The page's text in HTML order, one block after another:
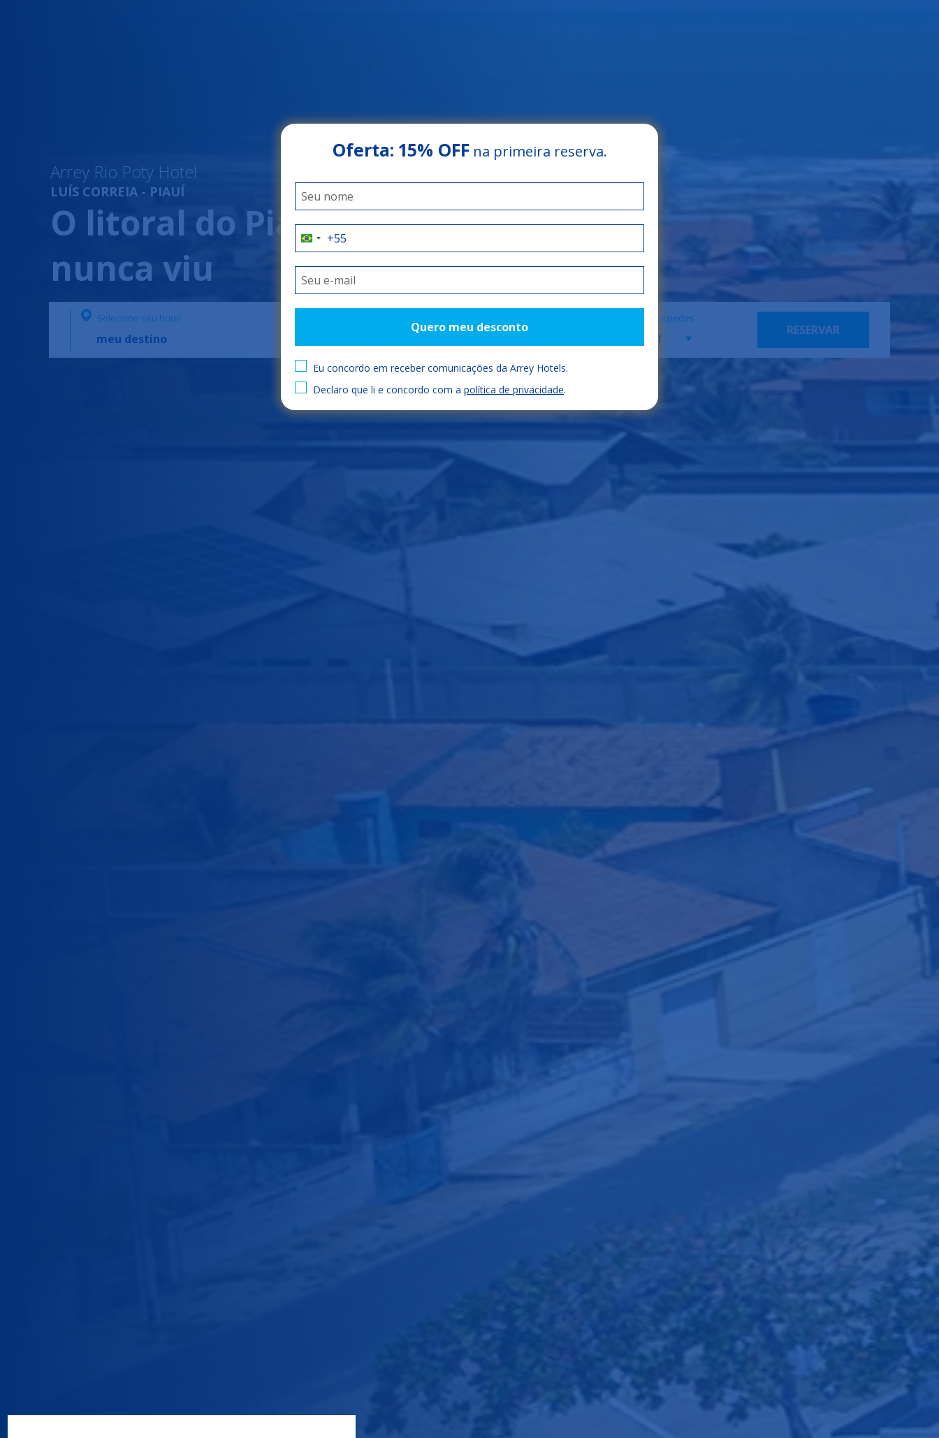
Oferta: 15% OFF na primeira reserva.
Quero meu desconto
Eu concordo em receber comunicações da Arrey Hotels.
Declaro que li e concordo com a política de privacidade.
Selecione seu hotel Hóspedes
RESERVAR
Arrey Rio Poty Hotel
LUÍS CORREIA - PIAUÍ
O litoral do Piauí como você
nunca viu